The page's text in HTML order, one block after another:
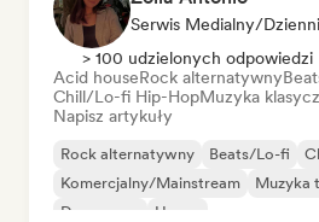
Serwis Medialny/
> 100 udzielonych odpowiedzi
Acid houseRock alternatywny
Chill/Lo-fi Hip-HopMuzyka
Napisz artykuły
Rock alternatywny Beats/Lo-fi
Komercjalny/Mainstream
Muzyka
Dream pop
House